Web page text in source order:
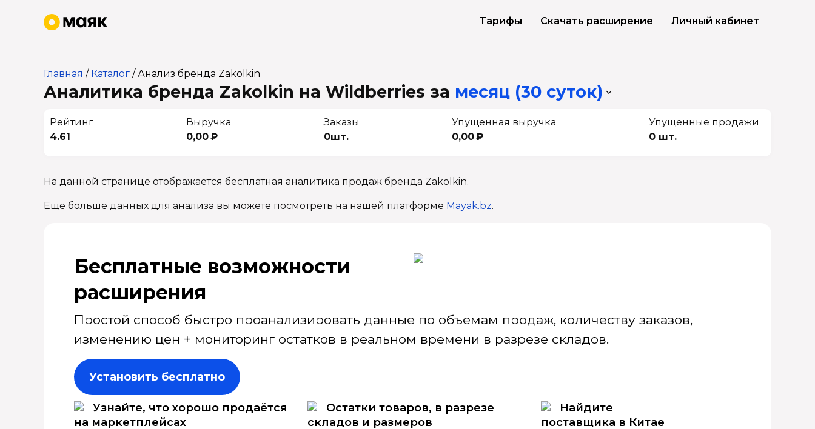
Тарифы Скачать расширение Личный кабинет
Главная / Каталог /Анализ бренда Zakolkin
Аналитика бренда Zakolkin на Wildberries за месяц (30 суток)
Рейтинг
4.61
Выручка
0,00 ₽
Заказы
0шт.
Упущенная выручка
0,00 ₽
Упущенные продажи
0 шт.
На данной странице отображается бесплатная аналитика продаж бренда Zakolkin.
Еще больше данных для анализа вы можете посмотреть на нашей платформе Mayak.bz.
Бесплатные возмож­ности
расширения
Простой способ быстро проанализировать данные по объемам продаж, количеству заказов,
изменению цен + мониторинг остатков в реальном времени в разрезе складов.
Установить бесплатно
Узнайте, что хорошо продаётся
на маркетплейсах
Остатки товаров, в разрезе
складов и размеров
Найдите
поставщика в Китае